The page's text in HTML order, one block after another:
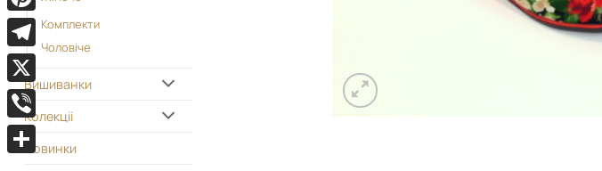
Комплекти
Чоловіче
Вишиванки
Колекціі
Новинки
Pinterest
Telegram
X
Viber